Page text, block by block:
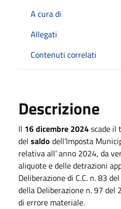
A cura di
Allegati
Contenuti correlati
Descrizione
Il 16 dicembre 2024scade il
del saldo dell’Imposta
relativa all’ anno 2024, da
aliquote e delle detrazioni
Deliberazione di C.C. n. 83
della Deliberazione n. 97 del
di errore materiale.